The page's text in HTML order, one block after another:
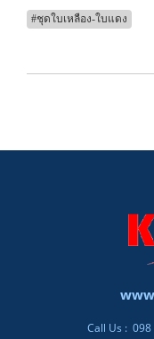
#ชุดใบเหลือง-ใบแดง
Call Us :